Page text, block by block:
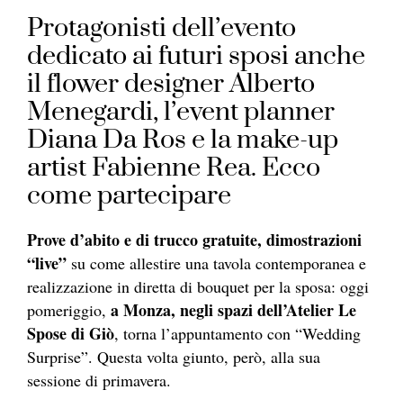
Protagonisti dell’evento
dedicato ai futuri sposi anche
il flower designer Alberto
Menegardi, l’event planner
Diana Da Ros e la make-up
artist Fabienne Rea. Ecco
come partecipare
Prove d’abito e di trucco gratuite, dimostrazioni
“live” su come allestire una tavola contemporanea e
realizzazione in diretta di bouquet per la sposa: oggi
pomeriggio, a Monza, negli spazi dell’Atelier Le
Spose di Giò, torna l’appuntamento con “Wedding
Surprise”. Questa volta giunto, però, alla sua
sessione di primavera.